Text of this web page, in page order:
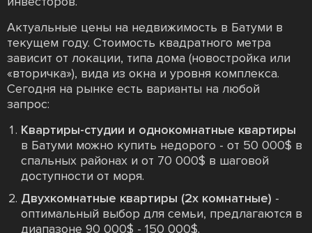
Актуальные цены на недвижимость в Батуми в
текущем году. Стоимость квадратного метра
зависит от локации, типа дома (новостройка или
«вторичка»), вида из окна и уровня комплекса.
Сегодня на рынке есть варианты на любой
запрос:
Квартиры-студии и однокомнатные квартиры
в Батуми можно купить недорого - от 50 000$ в
спальных районах и от 70 000$ в шаговой
доступности от моря.
Двухкомнатные квартиры (2х комнатные) -
оптимальный выбор для семьи, предлагаются в
диапазоне 90 000$ - 150 000$.